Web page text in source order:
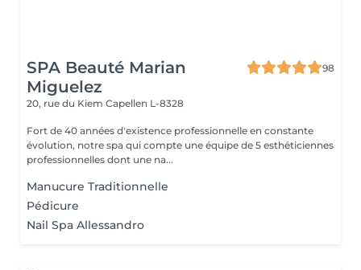
SPA Beauté Marian
Miguelez
98
20, rue du Kiem Capellen L-8328
Fort de 40 années d'existence professionnelle en constante
évolution, notre spa qui compte une équipe de 5 esthéticiennes
professionnelles dont une na...
Manucure Traditionnelle
Pédicure
Nail Spa Allessandro